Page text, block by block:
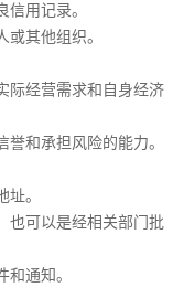
用记录。
其他组织。
际经营需求和自身经济
和承担风险的能力。
。
也可以是经相关部门批
通知。